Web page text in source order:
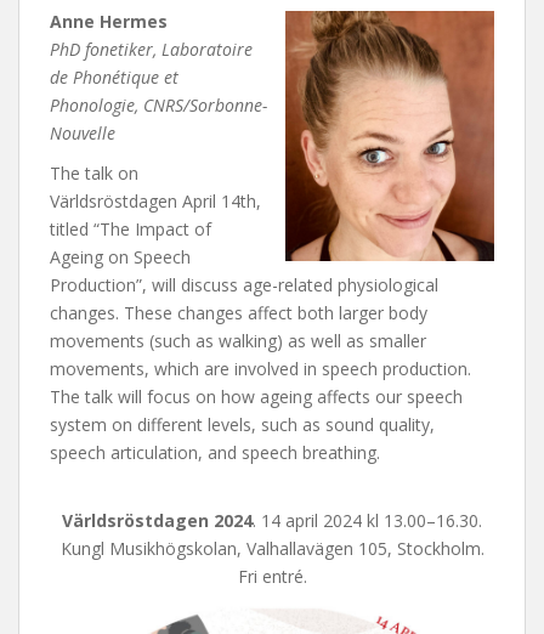
Anne Hermes
PhD fonetiker, Laboratoire
de Phonétique et
Phonologie, CNRS/Sorbonne-
Nouvelle
The talk on
Världsröstdagen April 14th,
titled “The Impact of
Ageing on Speech
Production”, will discuss age-related physiological
changes. These changes affect both larger body
movements (such as walking) as well as smaller
movements, which are involved in speech production.
The talk will focus on how ageing affects our speech
system on different levels, such as sound quality,
speech articulation, and speech breathing.
Världsröstdagen 2024. 14 april 2024 kl 13.00–16.30.
Kungl Musikhögskolan, Valhallavägen 105, Stockholm.
Fri entré.